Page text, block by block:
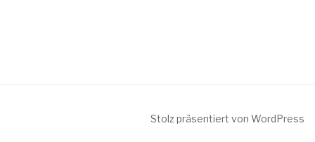
Stolz präsentiert von WordPress